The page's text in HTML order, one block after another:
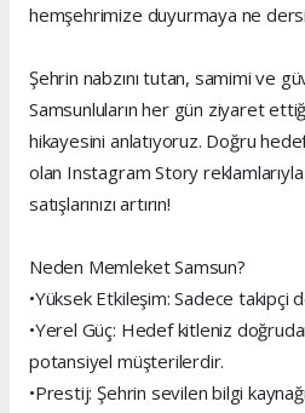
hemşehrimize duyurmaya ne
Şehrin nabzını tutan, samimi ve
Samsunluların her gün ziyaret
hikayesini anlatıyoruz. Doğru
olan Instagram Story reklamlarıyla
satışlarınızı artırın!
Neden Memleket Samsun?
•Yüksek Etkileşim: Sadece takipçi
•Yerel Güç: Hedef kitleniz
potansiyel müşterilerdir.
•Prestij: Şehrin sevilen bilgi